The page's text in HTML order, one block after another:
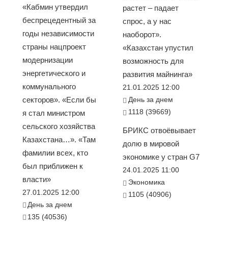
«Кабмин утвердил
беспрецедентный за
годы независимости
страны нацпроект
модернизации
энергетического и
коммунального
секторов». «Если бы
я стал министром
сельского хозяйства
Казахстана…». «Там
фамилии всех, кто
был приближен к
власти»
27.01.2025 12:00
День за днем
135 (40536)
растет – падает
спрос, а у нас
наоборот».
«Казахстан упустил
возможность для
развития майнинга»
21.01.2025 12:00
День за днем
1118 (39669)
БРИКС отвоёвывает
долю в мировой
экономике у стран G7
24.01.2025 11:00
Экономика
1105 (40906)